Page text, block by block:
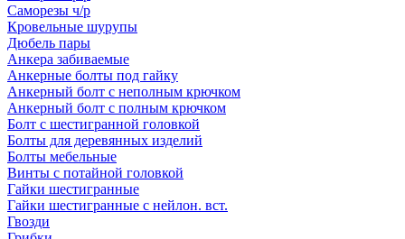
Саморезы ч/р
Кровельные шурупы
Дюбель пары
Анкера забиваемые
Анкерные болты под гайку
Анкерный болт с неполным крючком
Анкерный болт с полным крючком
Болт с шестигранной головкой
Болты для деревянных изделий
Болты мебельные
Винты с потайной головкой
Гайки шестигранные
Гайки шестигранные с нейлон. вст.
Гвозди